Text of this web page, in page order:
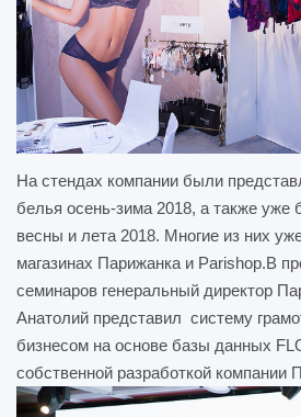
На стендах компании были
белья осень-зима 2018, а также уже
весны и лета 2018. Многие из них
магазинах Парижанка и Parishop.В
семинаров генеральный директор
Анатолий представил систему
бизнесом на основе базы данных
собственной разработкой компании